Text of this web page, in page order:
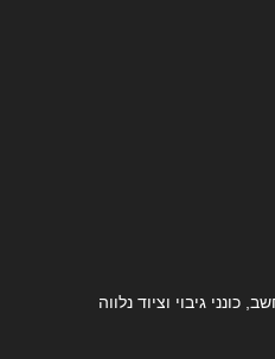
גיבוי וציוד נלווה